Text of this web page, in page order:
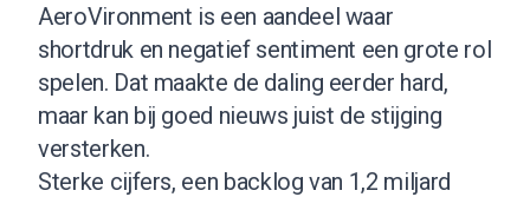
AeroVironment is een aandeel waar
shortdruk en negatief sentiment een grote rol
spelen. Dat maakte de daling eerder hard,
maar kan bij goed nieuws juist de stijging
versterken.
Sterke cijfers, een backlog van 1,2 miljard